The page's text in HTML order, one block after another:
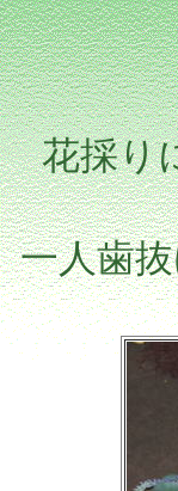
花採り
一人歯